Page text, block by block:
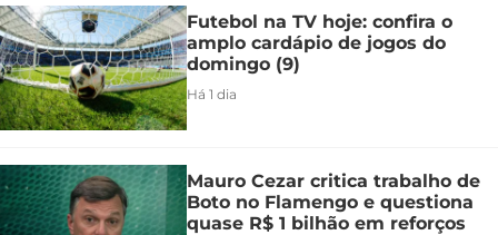
Futebol na TV hoje: confira o
amplo cardápio de jogos do
domingo (9)
Há 1 dia
Mauro Cezar critica trabalho de
Boto no Flamengo e questiona
quase R$ 1 bilhão em reforços